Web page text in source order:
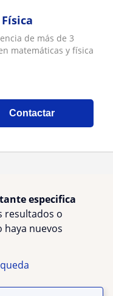
de más de 3
matemáticas y física
Contactar
especifica
resultados o
haya nuevos